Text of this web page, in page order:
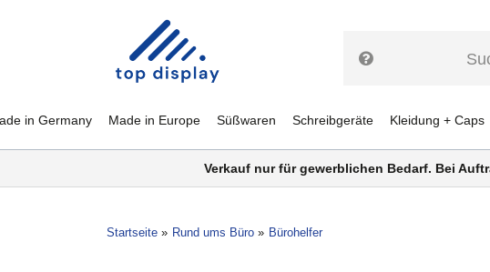
in Germany Made in Europe Süßwaren Schreibgeräte Kleidung + Caps
Verkauf nur für gewerblichen Bedarf. Bei
Startseite Rund ums Büro Bürohelfer